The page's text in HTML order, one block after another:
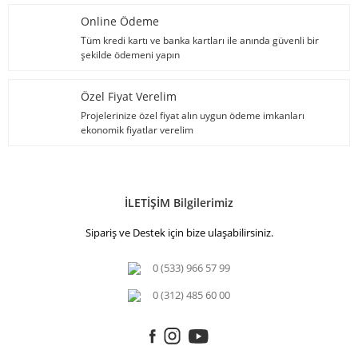
Online Ödeme
Tüm kredi kartı ve banka kartları ile anında güvenli bir
şekilde ödemeni yapın
Özel Fiyat Verelim
Projelerinize özel fiyat alın uygun ödeme imkanları
ekonomik fiyatlar verelim
İLETİŞİM Bilgilerimiz
Sipariş ve Destek için bize ulaşabilirsiniz.
0 (533) 966 57 99
0 (312) 485 60 00